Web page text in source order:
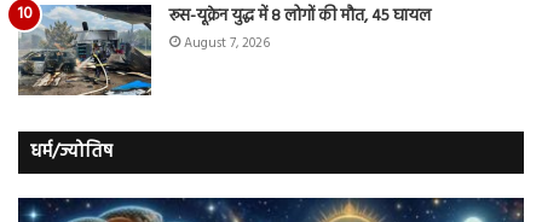
रूस-यूक्रेन युद्ध में 8 लोगों की मौत, 45 घायल
August 7, 2026
धर्म/ज्योतिष